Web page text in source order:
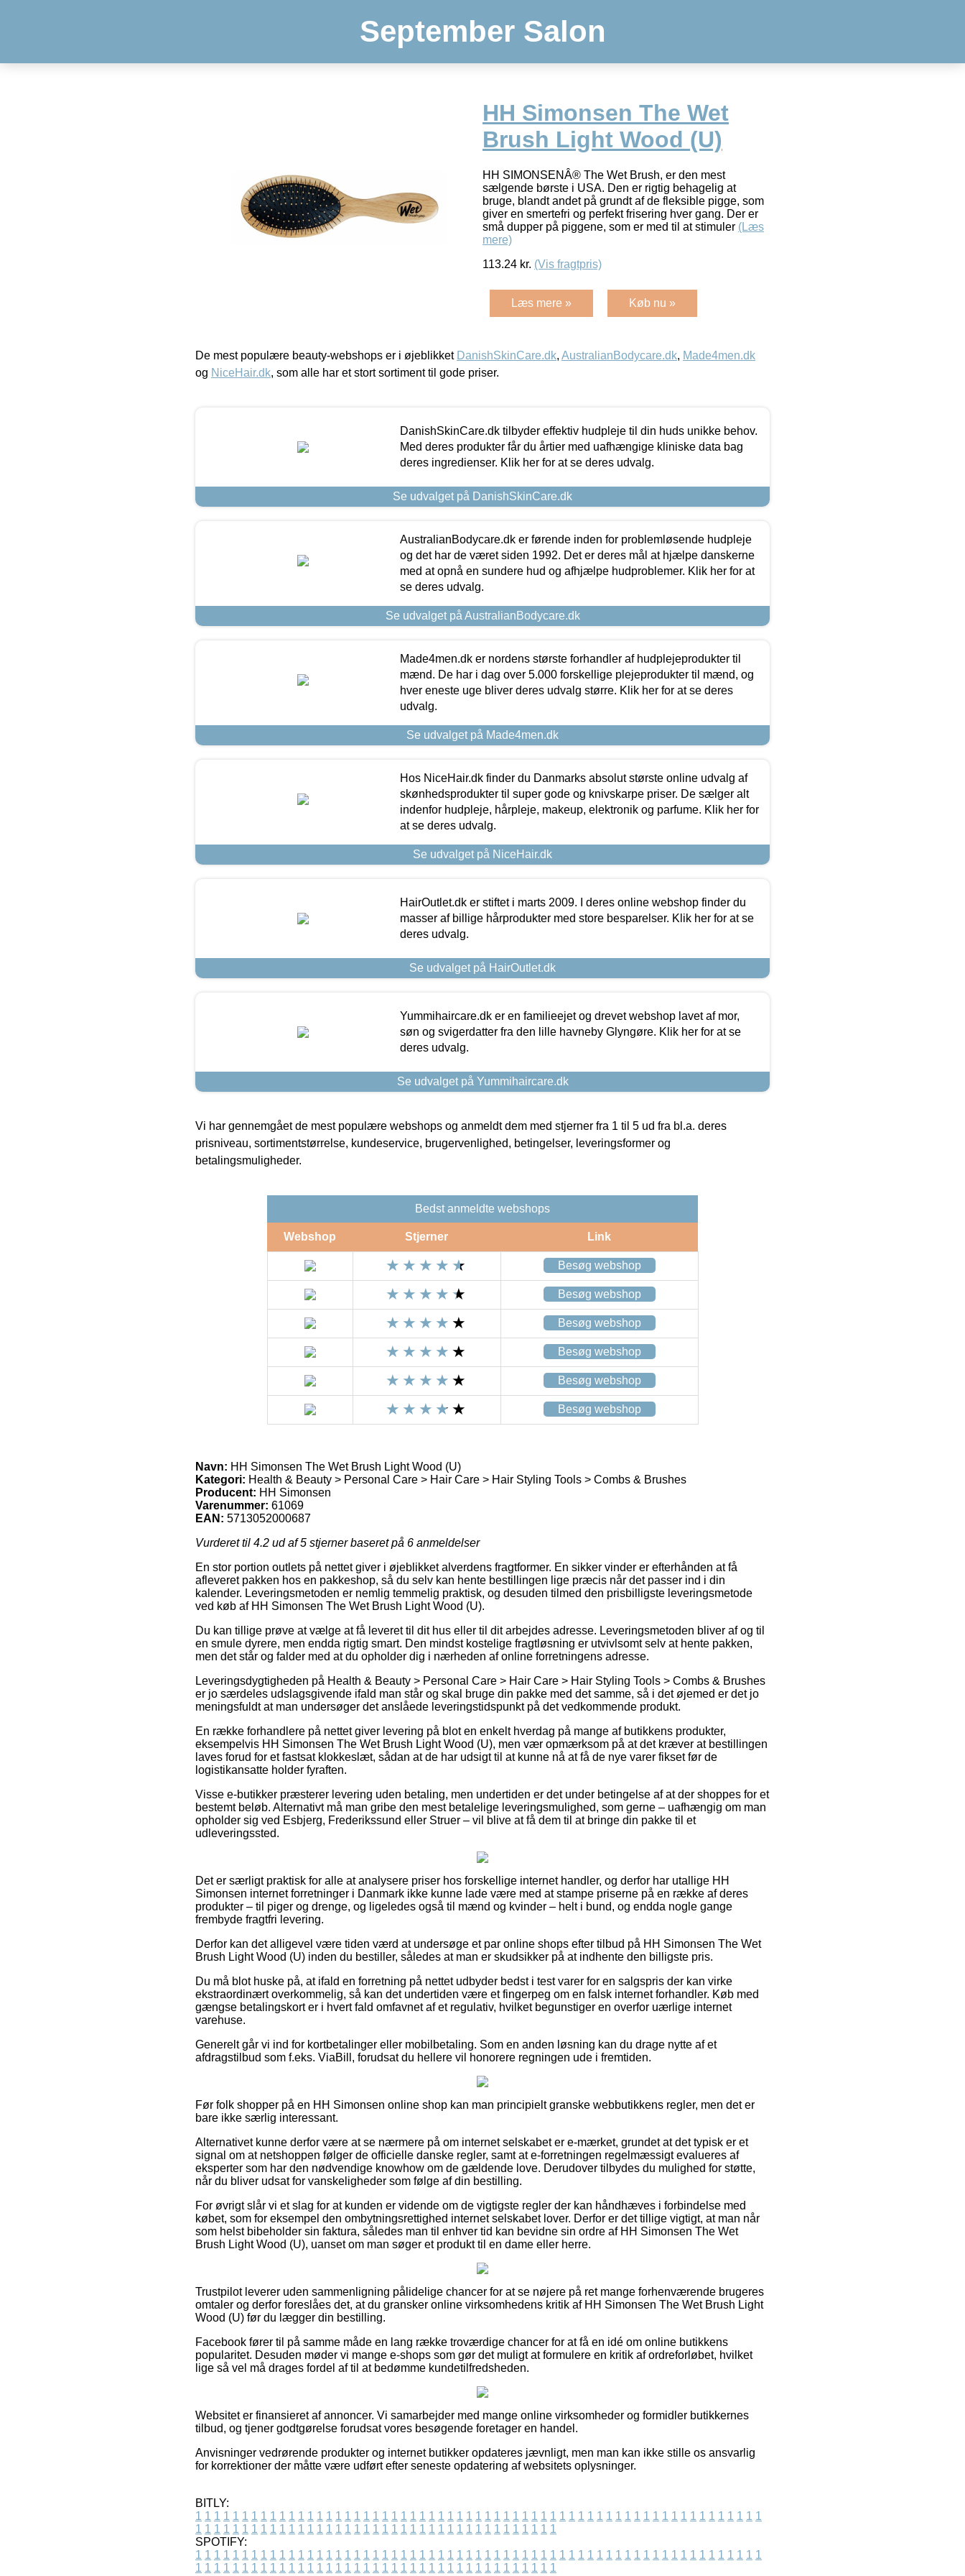
September Salon
HH Simonsen The Wet
Brush Light Wood (U)
HH SIMONSENÂ® The Wet Brush, er den mest
sælgende børste i USA. Den er rigtig behagelig at
bruge, blandt andet på grundt af de fleksible pigge, som
giver en smertefri og perfekt frisering hver gang. Der er
små dupper på piggene, som er med til at stimuler (Læs
mere)
113.24 kr. (Vis fragtpris)
Læs mere » Køb nu »
De mest populære beauty-webshops er i øjeblikket DanishSkinCare.dk, AustralianBodycare.dk, Made4men.dk
og NiceHair.dk, som alle har et stort sortiment til gode priser.
DanishSkinCare.dk tilbyder effektiv hudpleje til din huds unikke behov.
Med deres produkter får du årtier med uafhængige kliniske data bag
deres ingredienser. Klik her for at se deres udvalg.
Se udvalget på DanishSkinCare.dk
AustralianBodycare.dk er førende inden for problemløsende hudpleje
og det har de været siden 1992. Det er deres mål at hjælpe danskerne
med at opnå en sundere hud og afhjælpe hudproblemer. Klik her for at
se deres udvalg.
Se udvalget på AustralianBodycare.dk
Made4men.dk er nordens største forhandler af hudplejeprodukter til
mænd. De har i dag over 5.000 forskellige plejeprodukter til mænd, og
hver eneste uge bliver deres udvalg større. Klik her for at se deres
udvalg.
Se udvalget på Made4men.dk
Hos NiceHair.dk finder du Danmarks absolut største online udvalg af
skønhedsprodukter til super gode og knivskarpe priser. De sælger alt
indenfor hudpleje, hårpleje, makeup, elektronik og parfume. Klik her for
at se deres udvalg.
Se udvalget på NiceHair.dk
HairOutlet.dk er stiftet i marts 2009. I deres online webshop finder du
masser af billige hårprodukter med store besparelser. Klik her for at se
deres udvalg.
Se udvalget på HairOutlet.dk
Yummihaircare.dk er en familieejet og drevet webshop lavet af mor,
søn og svigerdatter fra den lille havneby Glyngøre. Klik her for at se
deres udvalg.
Se udvalget på Yummihaircare.dk
Vi har gennemgået de mest populære webshops og anmeldt dem med stjerner fra 1 til 5 ud fra bl.a. deres
prisniveau, sortimentstørrelse, kundeservice, brugervenlighed, betingelser, leveringsformer og
betalingsmuligheder.
Bedst anmeldte webshops
Webshop Stjerner Link
Besøg webshop
Besøg webshop
Besøg webshop
Besøg webshop
Besøg webshop
Besøg webshop
Navn: HH Simonsen The Wet Brush Light Wood (U)
Kategori: Health & Beauty > Personal Care > Hair Care > Hair Styling Tools > Combs & Brushes
Producent: HH Simonsen
Varenummer: 61069
EAN: 5713052000687
Vurderet til 4.2 ud af 5 stjerner baseret på 6 anmeldelser
En stor portion outlets på nettet giver i øjeblikket alverdens fragtformer. En sikker vinder er efterhånden at få
afleveret pakken hos en pakkeshop, så du selv kan hente bestillingen lige præcis når det passer ind i din
kalender. Leveringsmetoden er nemlig temmelig praktisk, og desuden tilmed den prisbilligste leveringsmetode
ved køb af HH Simonsen The Wet Brush Light Wood (U).
Du kan tillige prøve at vælge at få leveret til dit hus eller til dit arbejdes adresse. Leveringsmetoden bliver af og til
en smule dyrere, men endda rigtig smart. Den mindst kostelige fragtløsning er utvivlsomt selv at hente pakken,
men det står og falder med at du opholder dig i nærheden af online forretningens adresse.
Leveringsdygtigheden på Health & Beauty > Personal Care > Hair Care > Hair Styling Tools > Combs & Brushes
er jo særdeles udslagsgivende ifald man står og skal bruge din pakke med det samme, så i det øjemed er det jo
meningsfuldt at man undersøger det anslåede leveringstidspunkt på det vedkommende produkt.
En række forhandlere på nettet giver levering på blot en enkelt hverdag på mange af butikkens produkter,
eksempelvis HH Simonsen The Wet Brush Light Wood (U), men vær opmærksom på at det kræver at bestillingen
laves forud for et fastsat klokkeslæt, sådan at de har udsigt til at kunne nå at få de nye varer fikset før de
logistikansatte holder fyraften.
Visse e-butikker præsterer levering uden betaling, men undertiden er det under betingelse af at der shoppes for et
bestemt beløb. Alternativt må man gribe den mest betalelige leveringsmulighed, som gerne – uafhængig om man
opholder sig ved Esbjerg, Frederikssund eller Struer – vil blive at få dem til at bringe din pakke til et
udleveringssted.
Det er særligt praktisk for alle at analysere priser hos forskellige internet handler, og derfor har utallige HH
Simonsen internet forretninger i Danmark ikke kunne lade være med at stampe priserne på en række af deres
produkter – til piger og drenge, og ligeledes også til mænd og kvinder – helt i bund, og endda nogle gange
frembyde fragtfri levering.
Derfor kan det alligevel være tiden værd at undersøge et par online shops efter tilbud på HH Simonsen The Wet
Brush Light Wood (U) inden du bestiller, således at man er skudsikker på at indhente den billigste pris.
Du må blot huske på, at ifald en forretning på nettet udbyder bedst i test varer for en salgspris der kan virke
ekstraordinært overkommelig, så kan det undertiden være et fingerpeg om en falsk internet forhandler. Køb med
gængse betalingskort er i hvert fald omfavnet af et regulativ, hvilket begunstiger en overfor uærlige internet
varehuse.
Generelt går vi ind for kortbetalinger eller mobilbetaling. Som en anden løsning kan du drage nytte af et
afdragstilbud som f.eks. ViaBill, forudsat du hellere vil honorere regningen ude i fremtiden.
Før folk shopper på en HH Simonsen online shop kan man principielt granske webbutikkens regler, men det er
bare ikke særlig interessant.
Alternativet kunne derfor være at se nærmere på om internet selskabet er e-mærket, grundet at det typisk er et
signal om at netshoppen følger de officielle danske regler, samt at e-forretningen regelmæssigt evalueres af
eksperter som har den nødvendige knowhow om de gældende love. Derudover tilbydes du mulighed for støtte,
når du bliver udsat for vanskeligheder som følge af din bestilling.
For øvrigt slår vi et slag for at kunden er vidende om de vigtigste regler der kan håndhæves i forbindelse med
købet, som for eksempel den ombytningsrettighed internet selskabet lover. Derfor er det tillige vigtigt, at man når
som helst bibeholder sin faktura, således man til enhver tid kan bevidne sin ordre af HH Simonsen The Wet
Brush Light Wood (U), uanset om man søger et produkt til en dame eller herre.
Trustpilot leverer uden sammenligning pålidelige chancer for at se nøjere på ret mange forhenværende brugeres
omtaler og derfor foreslåes det, at du gransker online virksomhedens kritik af HH Simonsen The Wet Brush Light
Wood (U) før du lægger din bestilling.
Facebook fører til på samme måde en lang række troværdige chancer for at få en idé om online butikkens
popularitet. Desuden møder vi mange e-shops som gør det muligt at formulere en kritik af ordreforløbet, hvilket
lige så vel må drages fordel af til at bedømme kundetilfredsheden.
Websitet er finansieret af annoncer. Vi samarbejder med mange online virksomheder og formidler butikkernes
tilbud, og tjener godtgørelse forudsat vores besøgende foretager en handel.
Anvisninger vedrørende produkter og internet butikker opdateres jævnligt, men man kan ikke stille os ansvarlig
for korrektioner der måtte være udført efter seneste opdatering af websitets oplysninger.
BITLY:
1 1 1 1 1 1 1 1 1 1 1 1 1 1 1 1 1 1 1 1 1 1 1 1 1 1 1 1 1 1 1 1 1 1 1 1 1 1 1 1 1 1 1 1 1 1 1 1 1 1 1 1 1 1 1 1 1 1 1 1 1
1 1 1 1 1 1 1 1 1 1 1 1 1 1 1 1 1 1 1 1 1 1 1 1 1 1 1 1 1 1 1 1 1 1 1 1 1 1 1
SPOTIFY:
1 1 1 1 1 1 1 1 1 1 1 1 1 1 1 1 1 1 1 1 1 1 1 1 1 1 1 1 1 1 1 1 1 1 1 1 1 1 1 1 1 1 1 1 1 1 1 1 1 1 1 1 1 1 1 1 1 1 1 1 1
1 1 1 1 1 1 1 1 1 1 1 1 1 1 1 1 1 1 1 1 1 1 1 1 1 1 1 1 1 1 1 1 1 1 1 1 1 1 1